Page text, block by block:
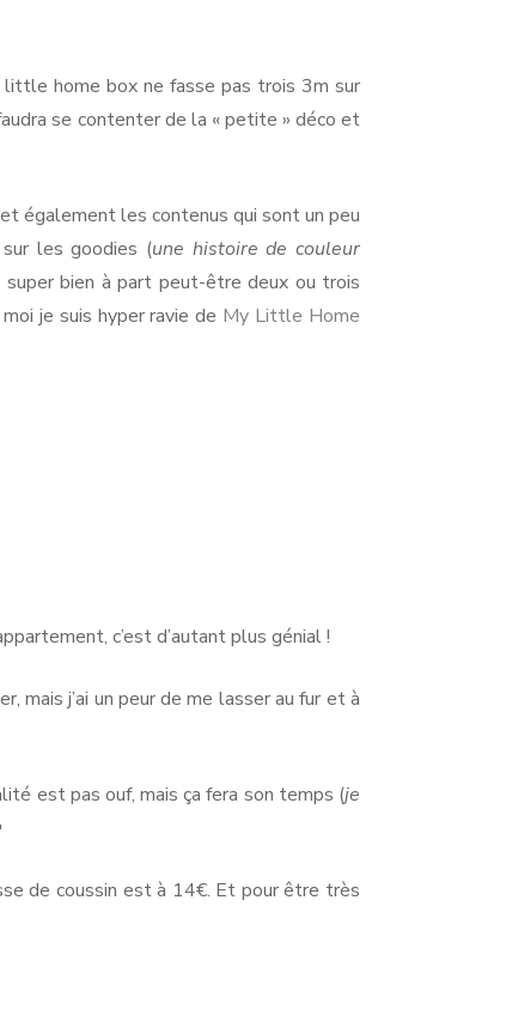
home box ne fasse pas trois 3m sur
se contenter de la « petite » déco et
également les contenus qui sont un peu
sur les goodies (une histoire de couleur
bien à part peut-être deux ou trois
je suis hyper ravie de My Little Home
c’est d’autant plus génial !
mais j’ai un peur de me lasser au fur et à
est pas ouf, mais ça fera son temps (je
de coussin est à 14€. Et pour être très